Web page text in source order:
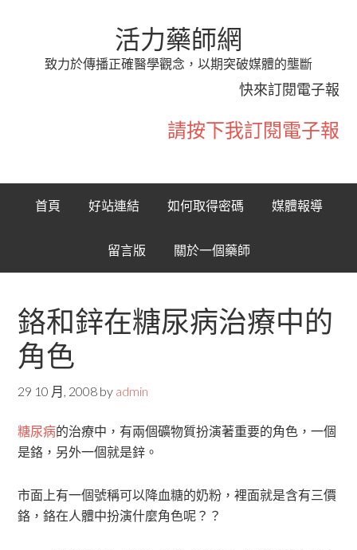
活力藥師網
致力於傳播正確醫學觀念，以期突破媒體的壟斷
快來訂閱電子報
請按下我訂閱電子報
首頁 好站連結 如何取得密碼 媒體報導
留言版 關於一個藥師
鉻和鋅在糖尿病治療中的
角色
29 10 月, 2008 by admin
糖尿病的治療中，有兩個礦物質扮演著重要的角色，一個
是鉻，另外一個就是鋅。
市面上有一個號稱可以降血糖的奶粉，裡面就是含有三價
鉻，鉻在人體中扮演什麼角色呢？？